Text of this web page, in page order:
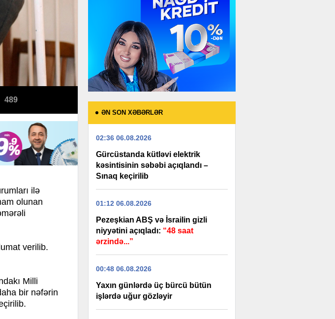
489
ilə
olunan
verilib.
Milli
bir nəfərin
ƏN SON XƏBƏRLƏR
02:36 06.08.2026
Gürcüstanda kütləvi elektrik
kəsintisinin səbəbi açıqlandı –
Sınaq keçirilib
01:12 06.08.2026
Pezeşkian ABŞ və İsrailin gizli
niyyətini açıqladı: “48 saat
ərzində...”
00:48 06.08.2026
Yaxın günlərdə üç bürcü bütün
işlərdə uğur gözləyir